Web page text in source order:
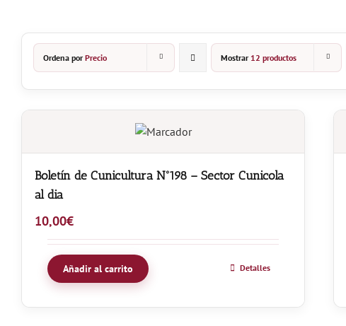
Ordena porPrecio Mostrar 12 productos
Boletín de Cunicultura Nº198 – Sector Cunicola
al dia
10,00€
Añadir al carrito Detalles